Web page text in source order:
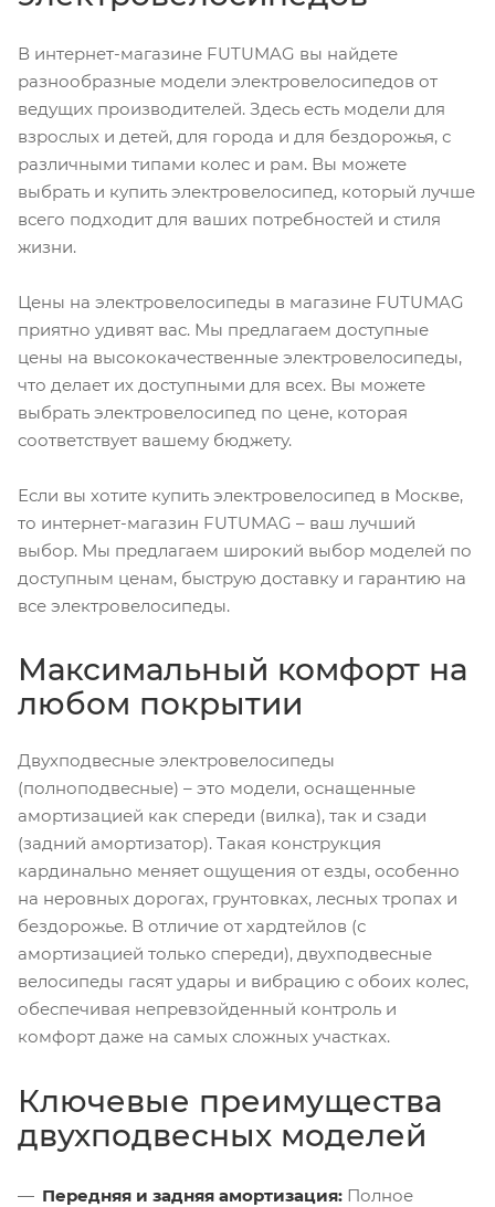
В интернет-магазине FUTUMAG вы найдете
разнообразные модели электровелосипедов от
ведущих производителей. Здесь есть модели для
взрослых и детей, для города и для бездорожья, с
различными типами колес и рам. Вы можете
выбрать и купить электровелосипед, который лучше
всего подходит для ваших потребностей и стиля
жизни.
Цены на электровелосипеды в магазине FUTUMAG
приятно удивят вас. Мы предлагаем доступные
цены на высококачественные электровелосипеды,
что делает их доступными для всех. Вы можете
выбрать электровелосипед по цене, которая
соответствует вашему бюджету.
Если вы хотите купить электровелосипед в Москве,
то интернет-магазин FUTUMAG – ваш лучший
выбор. Мы предлагаем широкий выбор моделей по
доступным ценам, быструю доставку и гарантию на
все электровелосипеды.
Максимальный комфорт на
любом покрытии
Двухподвесные электровелосипеды
(полноподвесные) – это модели, оснащенные
амортизацией как спереди (вилка), так и сзади
(задний амортизатор). Такая конструкция
кардинально меняет ощущения от езды, особенно
на неровных дорогах, грунтовках, лесных тропах и
бездорожье. В отличие от хардтейлов (с
амортизацией только спереди), двухподвесные
велосипеды гасят удары и вибрацию с обоих колес,
обеспечивая непревзойденный контроль и
комфорт даже на самых сложных участках.
Ключевые преимущества
двухподвесных моделей
Передняя и задняя амортизация: Полное